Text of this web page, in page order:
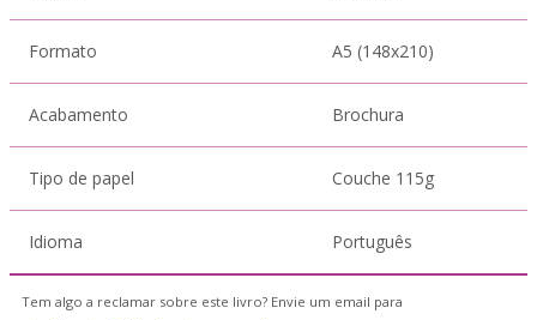
Formato A5 (148x210)
Acabamento Brochura
Tipo de papel Couche 115g
Idioma Português
Tem algo a reclamar sobre este livro? Envie um email para